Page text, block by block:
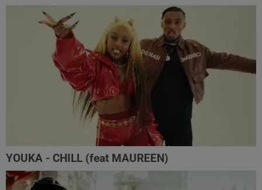
YOUKA - CHILL (feat MAUREEN)